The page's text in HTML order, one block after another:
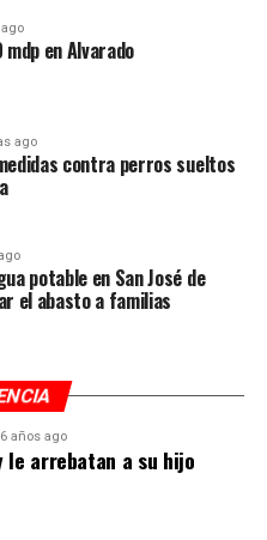
en Alvarado
ago
contra perros sueltos
potable en San José de
el abasto a familias
6 años ago
le arrebatan a su hijo